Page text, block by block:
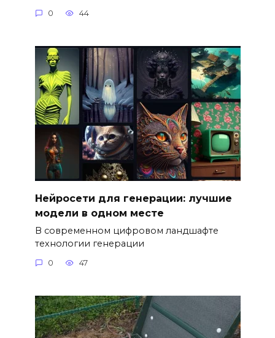
0 44
Нейросети для генерации: лучшие
модели в одном месте
В современном цифровом ландшафте
технологии генерации
0 47